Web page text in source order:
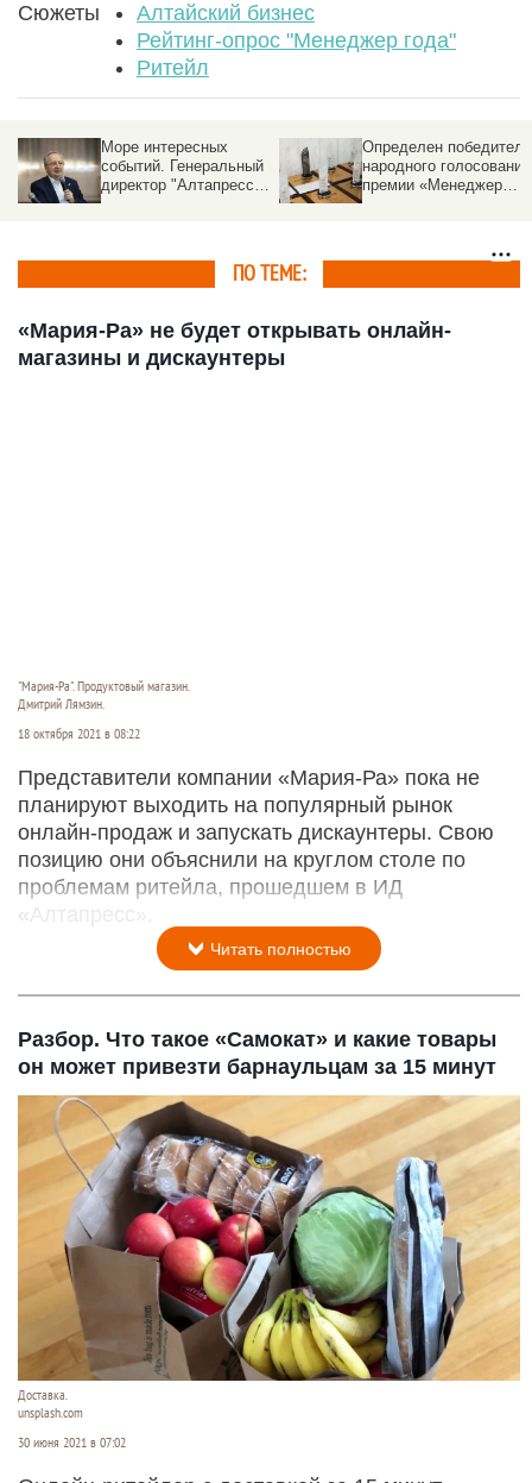
Сюжеты
Алтайский бизнес
Рейтинг-опрос "Менеджер года"
Ритейл
Определен победитель
народного голосования
премии «Менеджер
Работать и выживать.
Как алтайские
пищевики добывают
ПО ТЕМЕ:
«Мария-Ра» не будет открывать онлайн-
магазины и дискаунтеры
"Мария-Ра". Продуктовый магазин.
Дмитрий Лямзин.
18 октября 2021 в 08:22
Представители компании «Мария-Ра» пока не
планируют выходить на популярный рынок
онлайн-продаж и запускать дискаунтеры. Свою
позицию они объяснили на круглом столе по
проблемам ритейла, прошедшем в ИД
«Алтапресс».
Читать полностью
Разбор. Что такое «Самокат» и какие товары
он может привезти барнаульцам за 15 минут
Доставка.
unsplash.com
30 июня 2021 в 07:02